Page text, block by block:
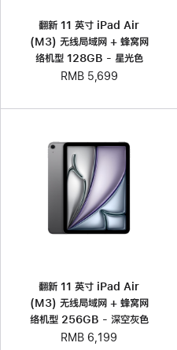
翻新 11 英寸 iPad Air
(M3) 无线局域网 + 蜂窝网
络机型 128GB - 星光色
RMB 5,699
翻新 11 英寸 iPad Air
(M3) 无线局域网 + 蜂窝网
络机型 256GB - 深空灰色
RMB 6,199